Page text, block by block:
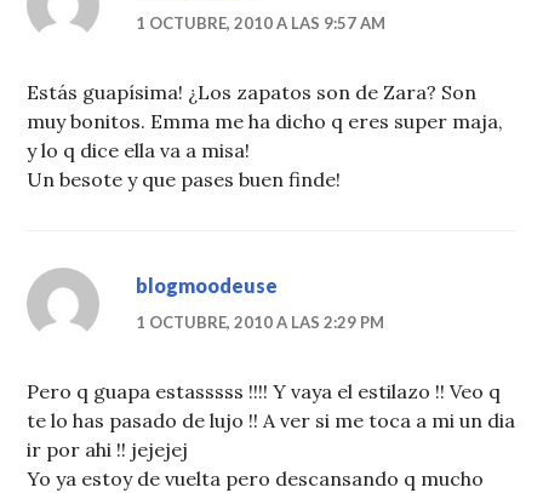
1 OCTUBRE, 2010 A LAS 9:57 AM
Estás guapísima! ¿Los zapatos son de Zara? Son
muy bonitos. Emma me ha dicho q eres super maja,
y lo q dice ella va a misa!
Un besote y que pases buen finde!
blogmoodeuse
1 OCTUBRE, 2010 A LAS 2:29 PM
Pero q guapa estasssss !!!! Y vaya el estilazo !! Veo q
te lo has pasado de lujo !! A ver si me toca a mi un dia
ir por ahi !! jejejej
Yo ya estoy de vuelta pero descansando q mucho